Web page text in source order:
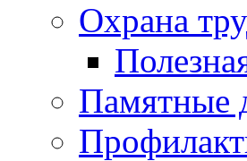
Охрана
Памятные